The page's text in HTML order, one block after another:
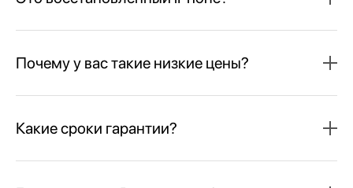
Почему у вас такие низкие цены?
Какие сроки гарантии?